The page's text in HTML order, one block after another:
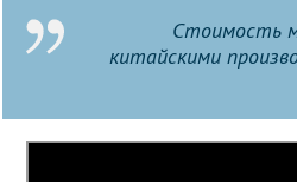
Стоимость
китайскими